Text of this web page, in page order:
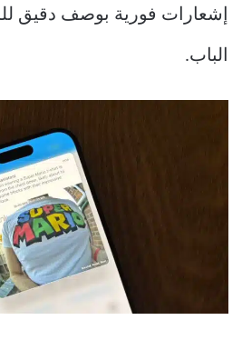
إشعارات فورية بوصف دقيق
الباب.